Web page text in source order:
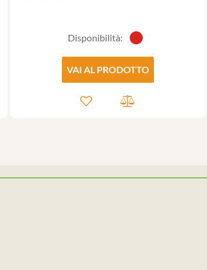
Disponibilità:
VAI AL PRODOTTO